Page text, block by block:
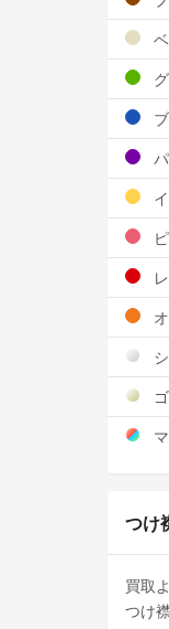
つけ
買取
つけ